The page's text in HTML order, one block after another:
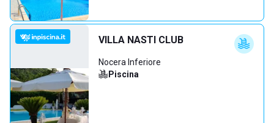
VILLA NASTI CLUB
Nocera Inferiore
Piscina